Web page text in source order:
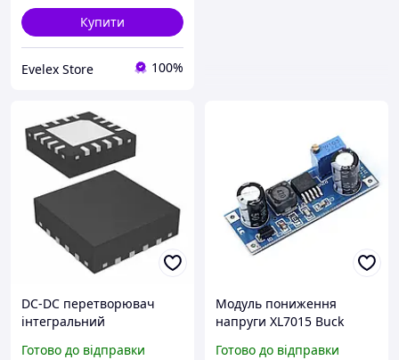
Купити
Evelex Store 100%
DC-DC перетворювач
інтегральний
Готово до відправки
Модуль пониження
напруги XL7015 Buck
Готово до відправки